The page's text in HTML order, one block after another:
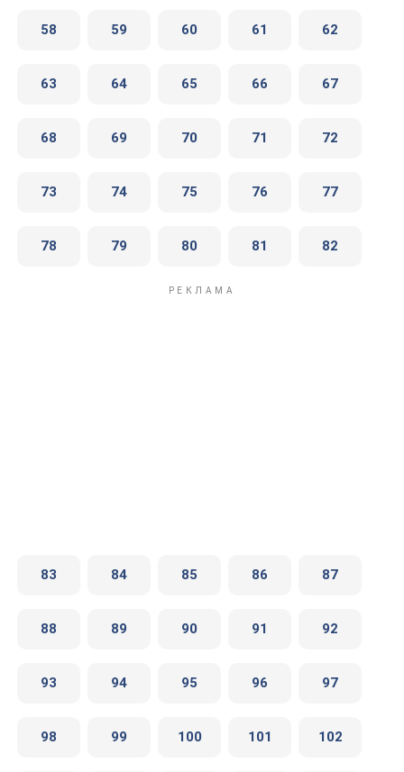
58 59 60 61 62
63 64 65 66 67
68 69 70 71 72
73 74 75 76 77
78 79 80 81 82
83 84 85 86 87
88 89 90 91 92
93 94 95 96 97
98 99 100 101 102